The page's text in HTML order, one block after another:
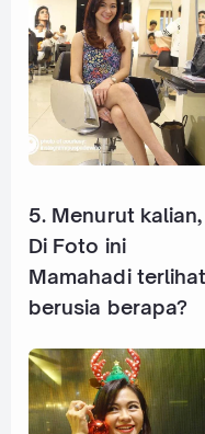
5. Menurut kalian,
Di Foto ini
Mamahadi terlihat
berusia berapa?